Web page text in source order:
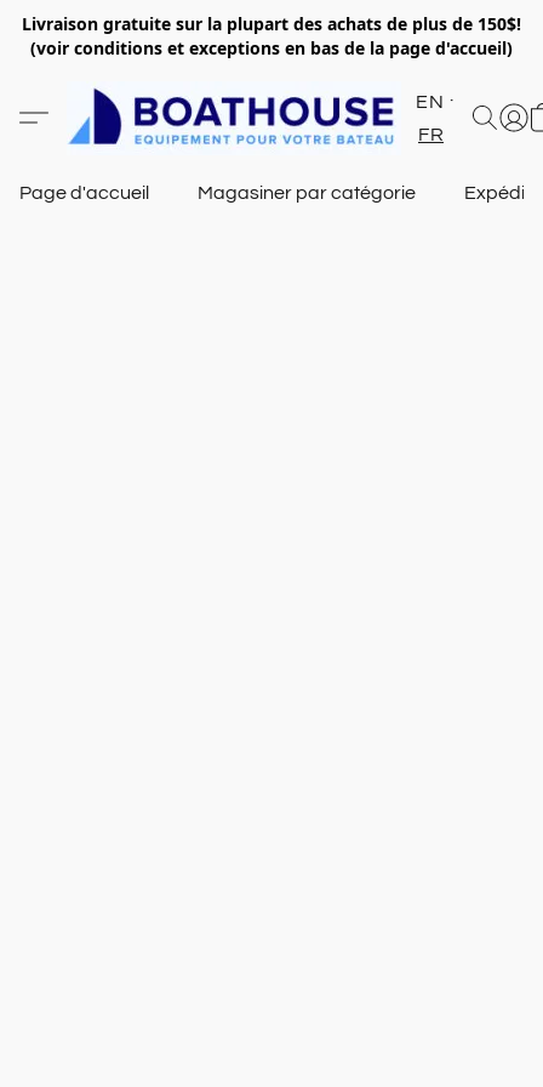
Livraison gratuite sur la plupart des achats de plus de 150$!
(voir conditions et exceptions en bas de la page d'accueil)
EN
FR
Page d'accueil Magasiner par catégorie